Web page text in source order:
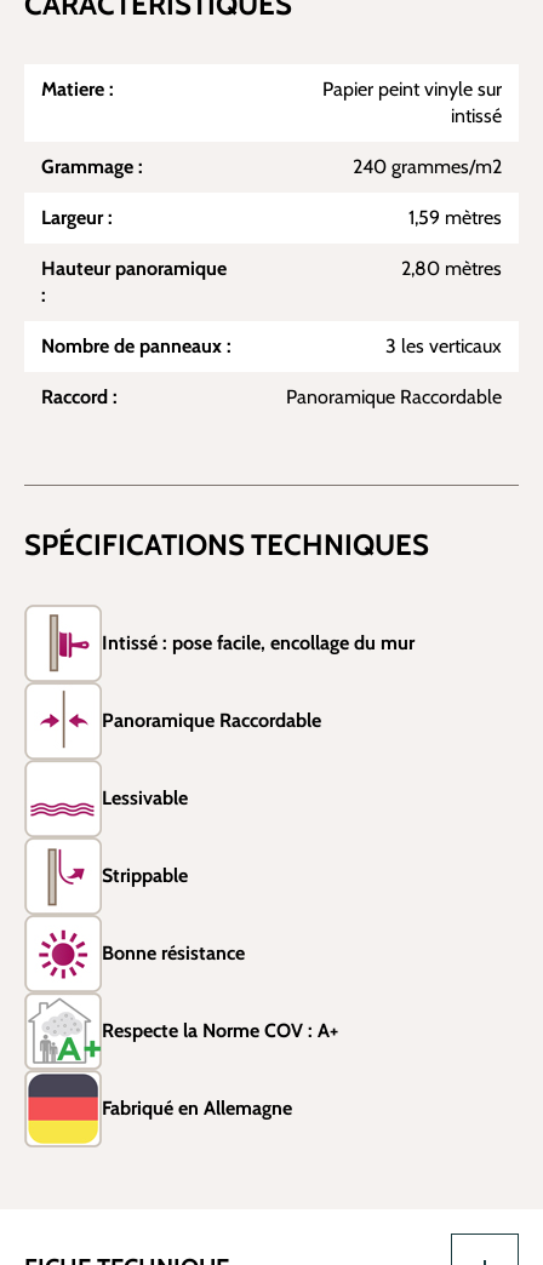
Matiere :
Papier peint vinyle sur
intissé
Grammage : 240 grammes/m2
Largeur : 1,59 mètres
Hauteur panoramique
:
2,80 mètres
Nombre de panneaux : 3 les verticaux
Raccord : Panoramique Raccordable
SPÉCIFICATIONS TECHNIQUES
Intissé : pose facile, encollage du mur
Panoramique Raccordable
Lessivable
Strippable
Bonne résistance
Respecte la Norme COV : A+
Fabriqué en Allemagne